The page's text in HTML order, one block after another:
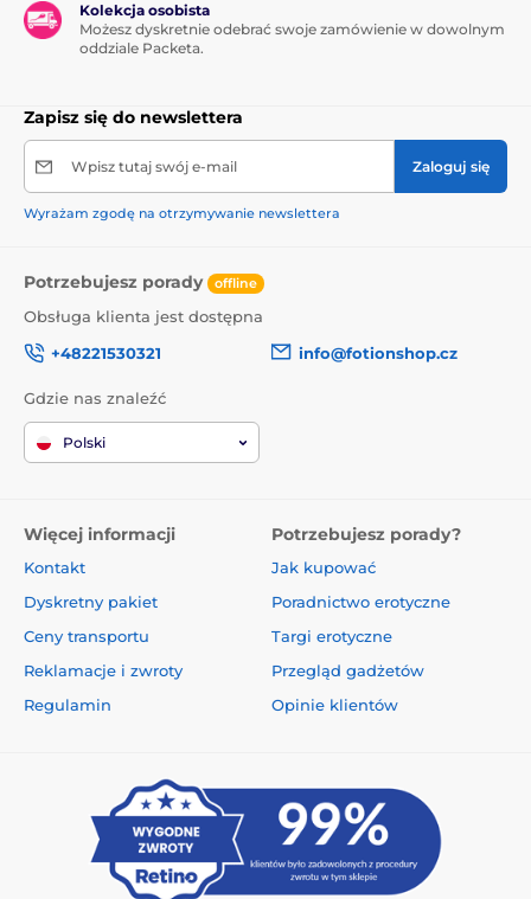
Kolekcja osobista
Możesz dyskretnie odebrać swoje zamówienie w dowolnym
oddziale Packeta.
Zapisz się do newslettera
Wpisz tutaj swój e-mail Zaloguj się
Wyrażam zgodę na otrzymywanie newslettera
Potrzebujesz porady offline
Obsługa klienta jest dostępna
+48221530321
info@fotionshop.cz
Gdzie nas znaleźć
Polski
Więcej informacji
Kontakt
Dyskretny pakiet
Ceny transportu
Reklamacje i zwroty
Regulamin
Potrzebujesz porady?
Jak kupować
Poradnictwo erotyczne
Targi erotyczne
Przegląd gadżetów
Opinie klientów